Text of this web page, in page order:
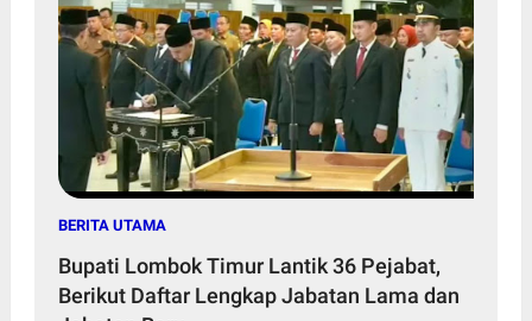
BERITA UTAMA
Bupati Lombok Timur Lantik 36 Pejabat,
Berikut Daftar Lengkap Jabatan Lama dan